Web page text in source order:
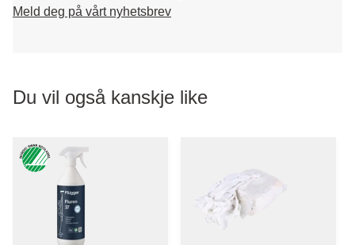
Meld deg på vårt nyhetsbrev
Du vil også kanskje like